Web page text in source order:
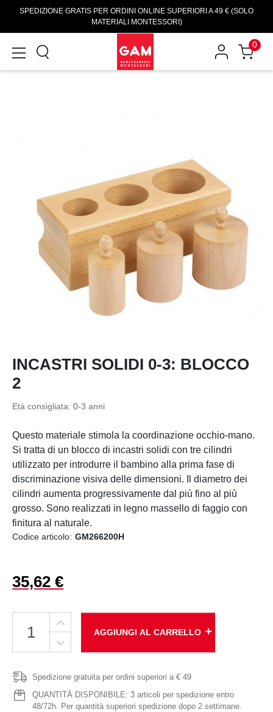
SPEDIZIONE GRATIS PER ORDINI ONLINE SUPERIORI A 49 € (SOLO
MATERIALI MONTESSORI)
0
INCASTRI SOLIDI 0-3: BLOCCO
2
Età consigliata: 0-3 anni
Questo materiale stimola la coordinazione occhio-mano.
Si tratta di un blocco di incastri solidi con tre cilindri
utilizzato per introdurre il bambino alla prima fase di
discriminazione visiva delle dimensioni. Il diametro dei
cilindri aumenta progressivamente dal più fino al più
grosso. Sono realizzati in legno massello di faggio con
finitura al naturale.
Codice articolo: GM266200H
35,62 €
AGGIUNGI AL CARRELLO add
Spedizione gratuita per ordini superiori a € 49
QUANTITÀ DISPONIBILE: 3 articoli per spedizione entro
48/72h. Per quantità superiori spedizione dopo 2 settimane.